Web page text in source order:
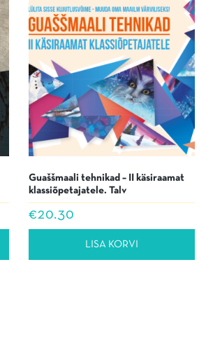
Guaššmaali tehnikad – II käsiraamat
klassiõpetajatele. Talv
€20.30
LISA KORVI